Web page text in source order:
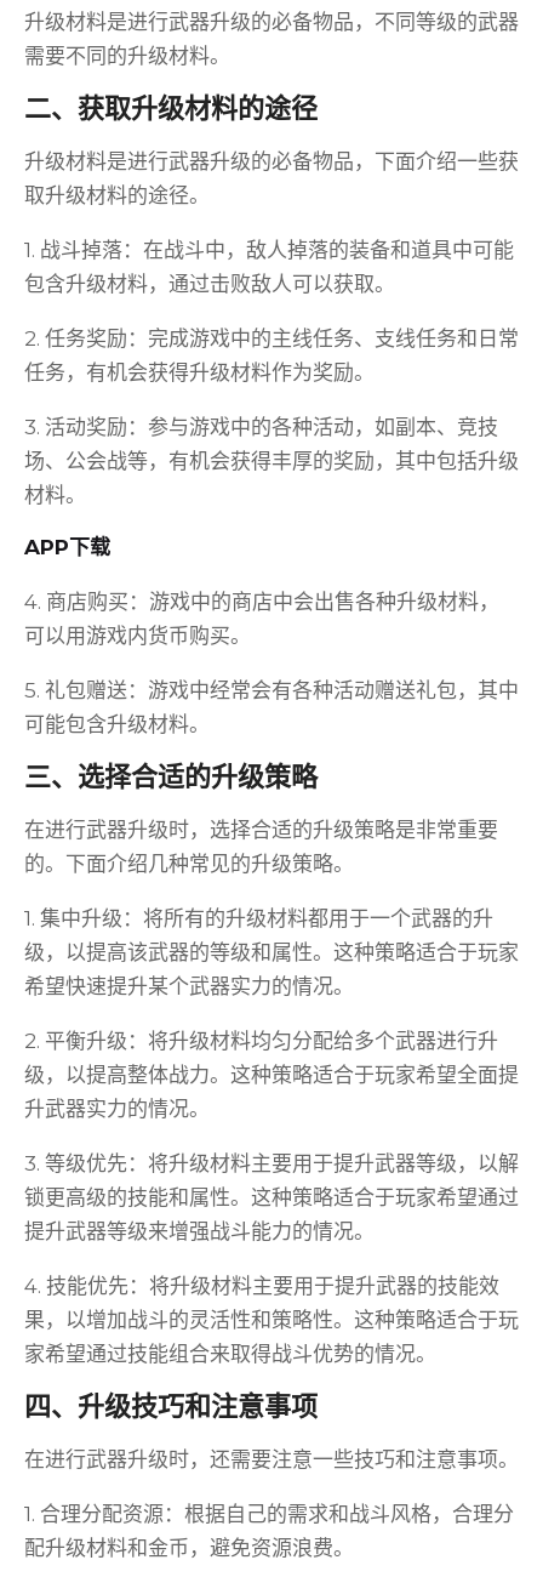
升级材料是进行武器升级的必备物品，不同等级的武器
需要不同的升级材料。
二、获取升级材料的途径
升级材料是进行武器升级的必备物品，下面介绍一些获
取升级材料的途径。
1. 战斗掉落：在战斗中，敌人掉落的装备和道具中可能
包含升级材料，通过击败敌人可以获取。
2. 任务奖励：完成游戏中的主线任务、支线任务和日常
任务，有机会获得升级材料作为奖励。
3. 活动奖励：参与游戏中的各种活动，如副本、竞技
场、公会战等，有机会获得丰厚的奖励，其中包括升级
材料。
APP下载
4. 商店购买：游戏中的商店中会出售各种升级材料，
可以用游戏内货币购买。
5. 礼包赠送：游戏中经常会有各种活动赠送礼包，其中
可能包含升级材料。
三、选择合适的升级策略
在进行武器升级时，选择合适的升级策略是非常重要
的。下面介绍几种常见的升级策略。
1. 集中升级：将所有的升级材料都用于一个武器的升
级，以提高该武器的等级和属性。这种策略适合于玩家
希望快速提升某个武器实力的情况。
2. 平衡升级：将升级材料均匀分配给多个武器进行升
级，以提高整体战力。这种策略适合于玩家希望全面提
升武器实力的情况。
3. 等级优先：将升级材料主要用于提升武器等级，以解
锁更高级的技能和属性。这种策略适合于玩家希望通过
提升武器等级来增强战斗能力的情况。
4. 技能优先：将升级材料主要用于提升武器的技能效
果，以增加战斗的灵活性和策略性。这种策略适合于玩
家希望通过技能组合来取得战斗优势的情况。
四、升级技巧和注意事项
在进行武器升级时，还需要注意一些技巧和注意事项。
1. 合理分配资源：根据自己的需求和战斗风格，合理分
配升级材料和金币，避免资源浪费。